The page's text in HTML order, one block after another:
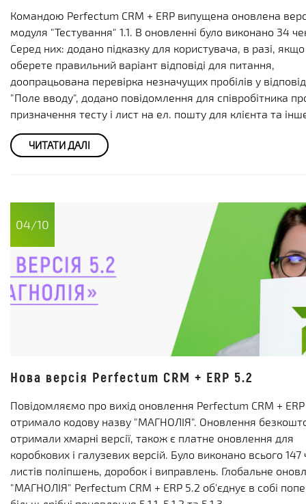
Командою Perfectum CRM + ERP випущена оновлена
модуля "Тестування" 1.1. В оновленні було виконано 34
Серед них: додано підказку для користувача, в разі,
оберете правильний варіант відповіді для питання,
доопрацьована перевірка незначущих пробілів у
"Поле вводу", додано повідомлення для співробітника
призначення тесту і лист на ел. пошту для клієнта та
ЧИТАТИ ДАЛІ
04/10
Нова версія Perfectum CRM + ERP 5.2
Повідомляємо про вихід оновлення Perfectum CRM +
отримало кодову назву "МАГНОЛІЯ". Оновлення
отримали хмарні версії, також є платне оновлення для
коробкових і галузевих версій. Було виконано всього 147
листів поліпшень, доробок і виправлень. Глобальне
"МАГНОЛІЯ" Perfectum CRM + ERP 5.2 об'єднує в собі